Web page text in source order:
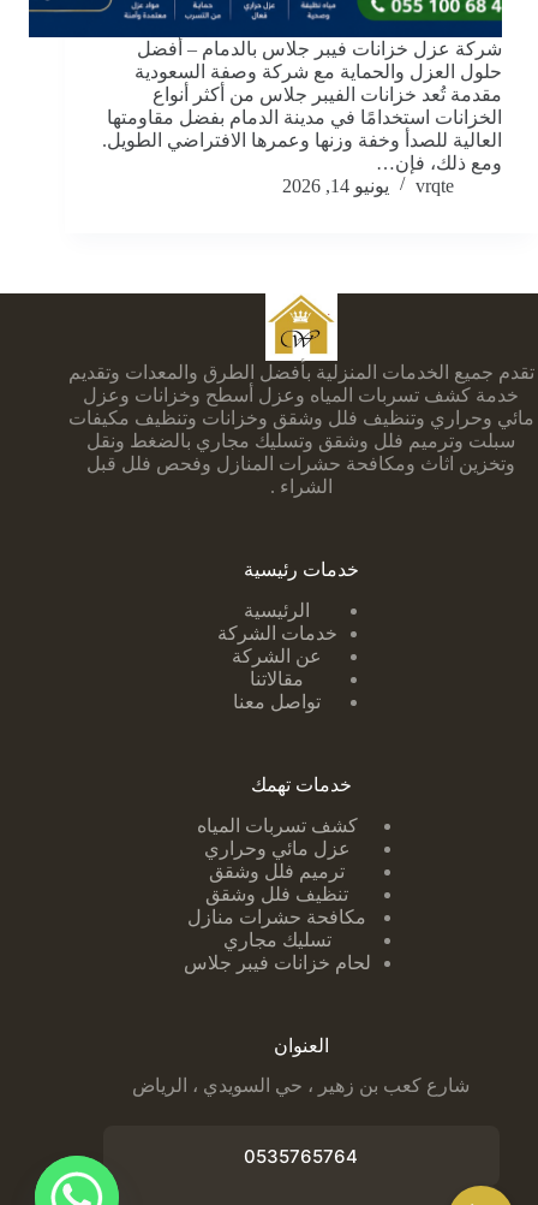
شركة عزل خزانات فيبر جلاس بالدمام – أفضل
حلول العزل والحماية مع شركة وصفة السعودية
مقدمة تُعد خزانات الفيبر جلاس من أكثر أنواع
الخزانات استخدامًا في مدينة الدمام بفضل مقاومتها
العالية للصدأ وخفة وزنها وعمرها الافتراضي الطويل.
ومع ذلك، فإن…
vrqte
يونيو 14, 2026
تقدم جميع الخدمات المنزلية بأفضل الطرق والمعدات وتقديم
خدمة كشف تسربات المياه وعزل أسطح وخزانات وعزل
مائي وحراري وتنظيف فلل وشقق وخزانات وتنظيف مكيفات
سبلت وترميم فلل وشقق وتسليك مجاري بالضغط ونقل
وتخزين اثاث ومكافحة حشرات المنازل وفحص فلل قبل
الشراء .
خدمات رئيسية
الرئيسية
خدمات الشركة
عن الشركة
مقالاتنا
تواصل معنا
خدمات تهمك
كشف تسربات ا لمياه
عزل مائي وحراري
ترميم فلل وشقق
تنظيف فلل وشقق
مكافحة حشرات منازل
تسليك مجاري
لحام خزانات فيبر جلاس
العنوان
شارع كعب بن زهير ، حي السويدي ، الرياض
0535765764